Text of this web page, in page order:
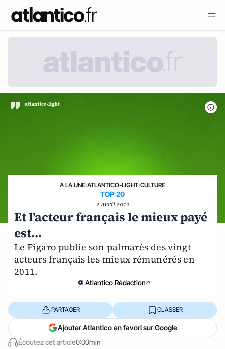
A LA UNE›ATLANTICO-LIGHT›CULTURE
TOP 20
2 avril 2012
Et l’acteur français le mieux payé
est…
Le Figaro publie son palmarès des vingt
acteurs français les mieux rémunérés en
2011.
Atlantico Rédaction
Écoutez cet article0:00min
PARTAGER CLASSER
Ajouter Atlantico en favori sur Google